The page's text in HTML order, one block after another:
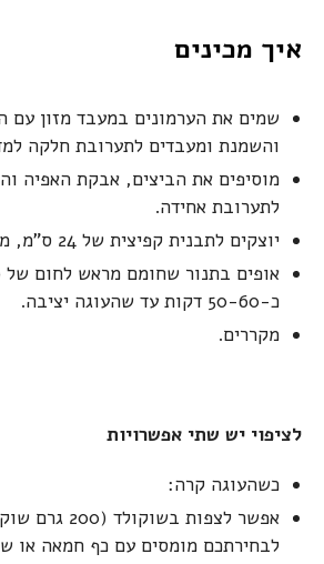
איך מכינים
שמים את הערמונים במעבד מזון עם
והשמנת ומעבדים לתערובת חלקה
מוסיפים את הביצים, אבקת האפיה
לתערובת אחידה.
יוצקים לתבנית קפיצית של 24 ס"מ, מרוחה בחמאה.
כ-50-60 דקות עד שהעוגה יציבה.
מקררים.
לציפוי יש שתי אפשרויות
כשהעוגה קרה:
אפשר לצפות
לבחירתכם מומסים עם כף חמאה או